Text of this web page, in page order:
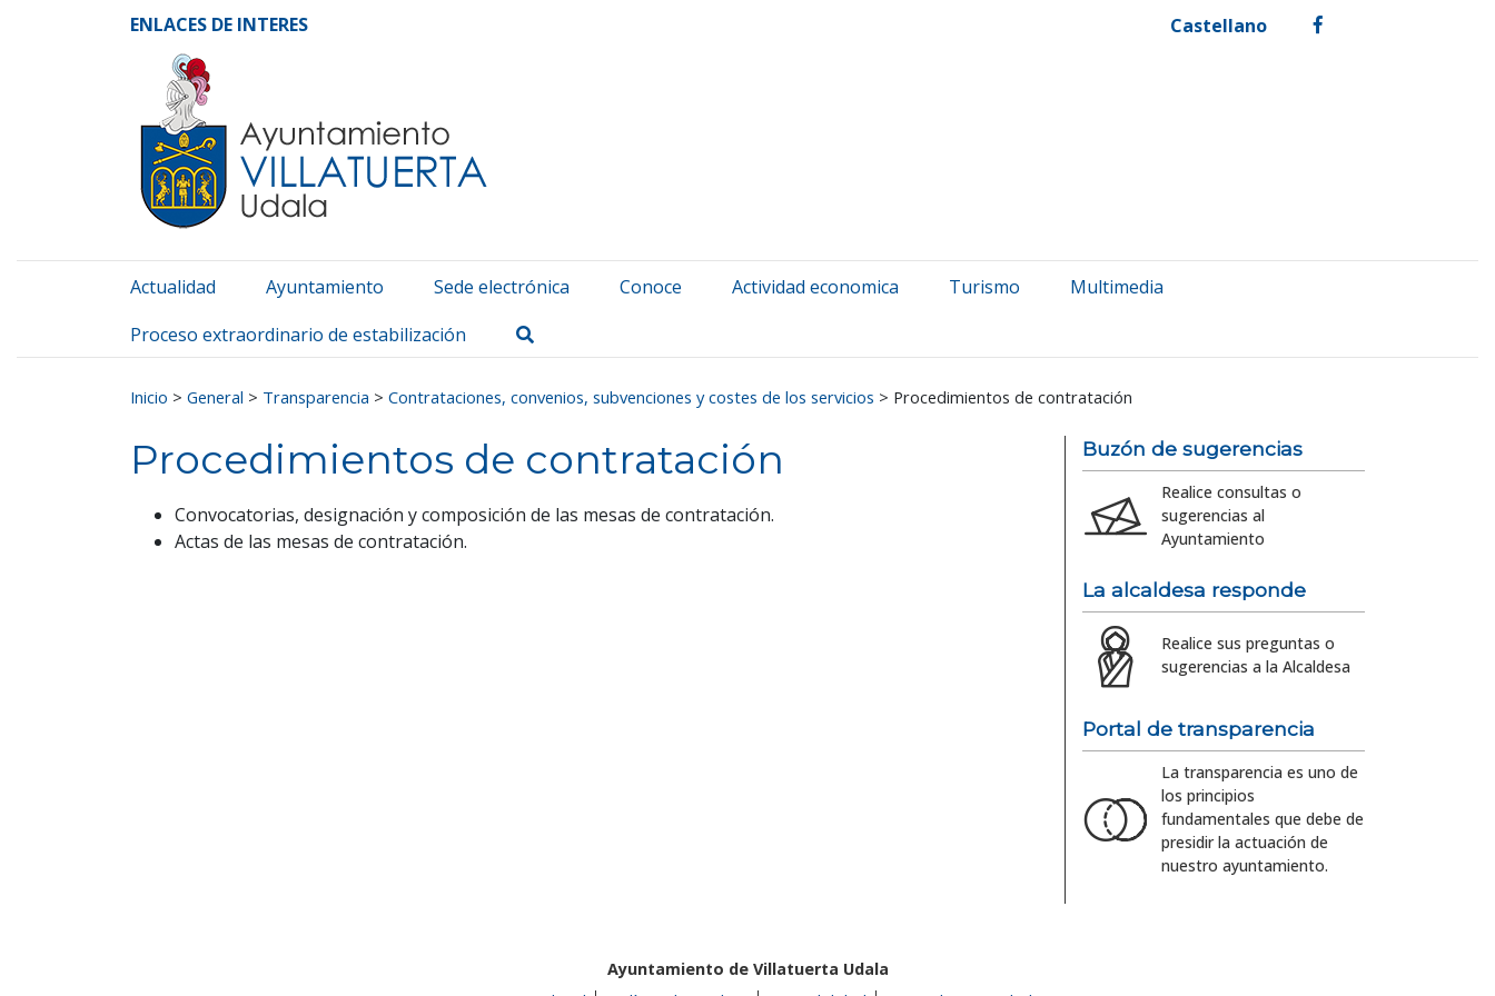
Ayuntamiento de Villatuerta Udala
ENLACES DE INTERES Castellano facebook
Actualidad Ayuntamiento Sede electrónica Conoce Actividad economica Turismo
Multimedia
Proceso extraordinario de estabilización
Inicio > General > Transparencia > Contrataciones, convenios, subvenciones y costes de los servicios > Procedimientos de contratación
Procedimientos de contratación
Convocatorias, designación y composición de las mesas de contratación.
Actas de las mesas de contratación.
Buzón de sugerencias
Realice consultas o
sugerencias al
Ayuntamiento
La alcaldesa responde
Realice sus preguntas o
sugerencias a la Alcaldesa
Portal de transparencia
La transparencia es uno de
los principios
fundamentales que debe de
presidir la actuación de
nuestro ayuntamiento.
Ayuntamiento de Villatuerta Udala